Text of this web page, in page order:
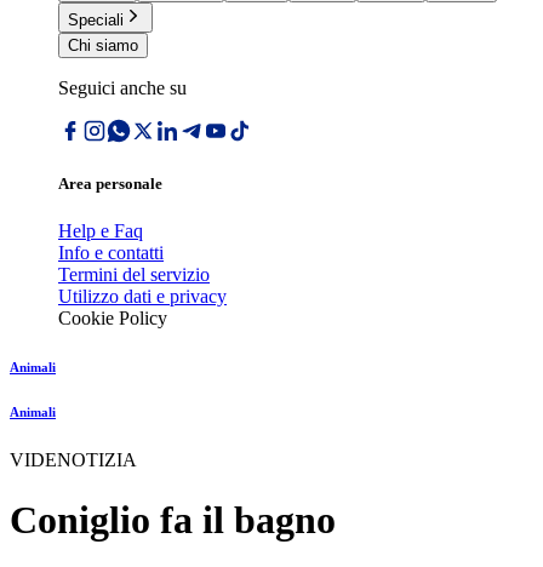
Speciali
Chi siamo
Seguici anche su
Area personale
Help e Faq
Info e contatti
Termini del servizio
Utilizzo dati e privacy
Cookie Policy
Animali
Animali
VIDENOTIZIA
Coniglio fa il bagno